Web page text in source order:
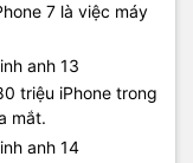
7 là việc máy
triệu iPhone trong
mắt.